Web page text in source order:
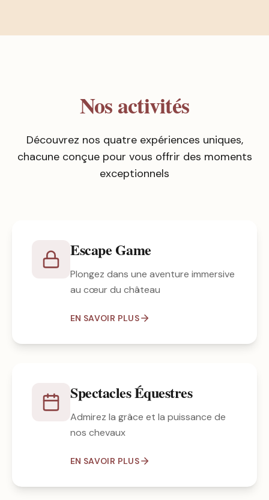
Nos activités
Découvrez nos quatre expériences uniques,
chacune conçue pour vous offrir des moments
exceptionnels
Escape Game
Plongez dans une aventure immersive
au cœur du château
EN SAVOIR PLUS
Spectacles Équestres
Admirez la grâce et la puissance de
nos chevaux
EN SAVOIR PLUS